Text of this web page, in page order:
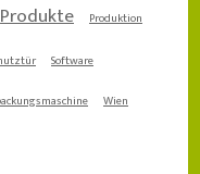
Produkte Produktion
Software
Wien